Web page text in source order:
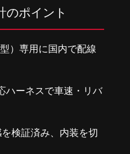
のポイント
）専用に国内で配線
ハーネスで車速・リバ
検証済み、内装を切